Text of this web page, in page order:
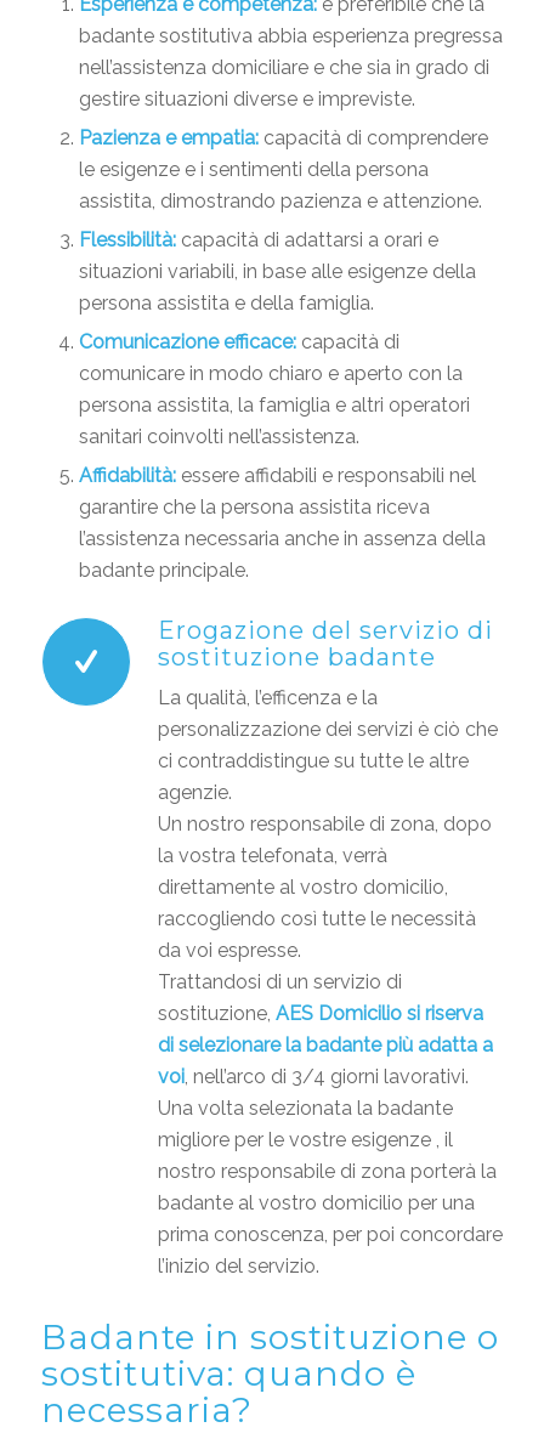
badante sostitutiva abbia esperienza pregressa
nell’assistenza domiciliare e che sia in grado di
gestire situazioni diverse e impreviste.
Pazienza e empatia:capacità di comprendere
le esigenze e i sentimenti della persona
assistita, dimostrando pazienza e attenzione.
Flessibilità:capacità di adattarsi a orari e
situazioni variabili, in base alle esigenze della
persona assistita e della famiglia.
Comunicazione efficace:capacità di
comunicare in modo chiaro e aperto con la
persona assistita, la famiglia e altri operatori
sanitari coinvolti nell’assistenza.
Affidabilità:essere affidabili e responsabili nel
garantire che la persona assistita riceva
l’assistenza necessaria anche in assenza della
badante principale.
Erogazione del servizio di
sostituzione badante
La qualità, l’efficenza e la
personalizzazione dei servizi è ciò che
ci contraddistingue su tutte le altre
agenzie.
Un nostro responsabile di zona, dopo
la vostra telefonata, verrà
direttamente al vostro domicilio,
raccogliendo così tutte le necessità
da voi espresse.
Trattandosi di un servizio di
sostituzione, AES Domicilio si riserva
di selezionare la badante più adatta a
voi, nell’arco di 3/4 giorni lavorativi.
Una volta selezionata la badante
migliore per le vostre esigenze , il
nostro responsabile di zona porterà la
badante al vostro domicilio per una
prima conoscenza, per poi concordare
l’inizio del servizio.
Badante in sostituzione o
sostitutiva: quando è
necessaria?